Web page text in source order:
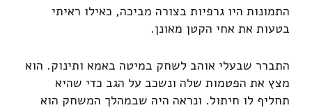
התמונות היו גרפיות בצורה מביכה, כאילו ראיתי
בטעות את אחי הקטן מאונן.
התברר שבעלי אוהב לשחק במיטה באמא ותינוק. הוא
מצץ את הפטמות שלה ונשכב על הגב כדי שהיא
תחליף לו חיתול. ונראה היה שבמהלך המשחק הוא